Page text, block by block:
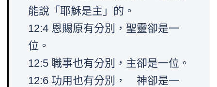
能說「耶穌是主」的。
12:4 恩賜原有分別，聖靈卻是一
位。
12:5 職事也有分別，主卻是一位。
12:6 功用也有分別， 神卻是一